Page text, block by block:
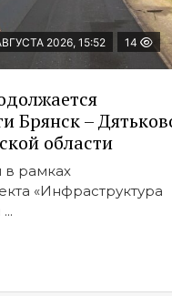
2026, 15:52 14
Брянск –
области
в рамках
«Инфраструктура